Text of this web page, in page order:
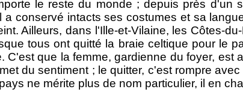
le reste du monde ; depuis près d'un
conservé intacts ses costumes et sa
Ailleurs, dans l'Ille-et-Vilaine, les Côtes-
tous ont quitté la braie celtique pour le
que la femme, gardienne du foyer, est
du sentiment ; le quitter, c'est rompre
ne mérite plus de nom particulier, il en